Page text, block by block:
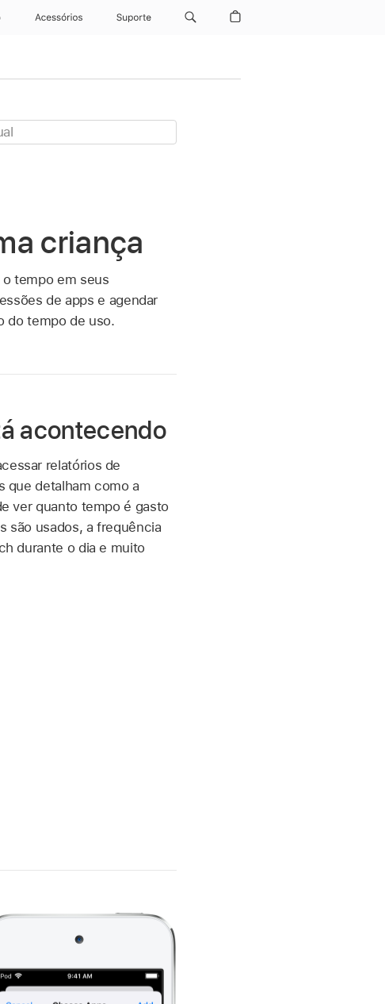
Acessórios Suporte
criança
tempo em seus
de apps e agendar
do tempo de uso.
acontecendo
relatórios de
que detalham como a
ver quanto tempo é gasto
são usados, a frequência
durante o dia e muito